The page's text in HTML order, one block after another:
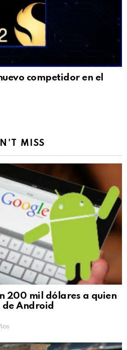
competidor en el
MISS
200 mil dólares a quien
de Android